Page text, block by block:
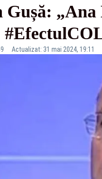
Gușă:
Actualizat: 31 mai 2024, 19:11